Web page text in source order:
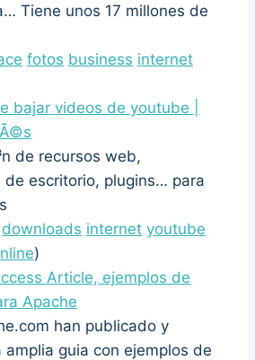
Tiene unos 17 millones de
fotos business internet
bajar videos de youtube |
de recursos web,
de escritorio, plugins… para
downloads internet youtube
)
Article, ejemplos de
Apache
han publicado y
amplia guia con ejemplos de